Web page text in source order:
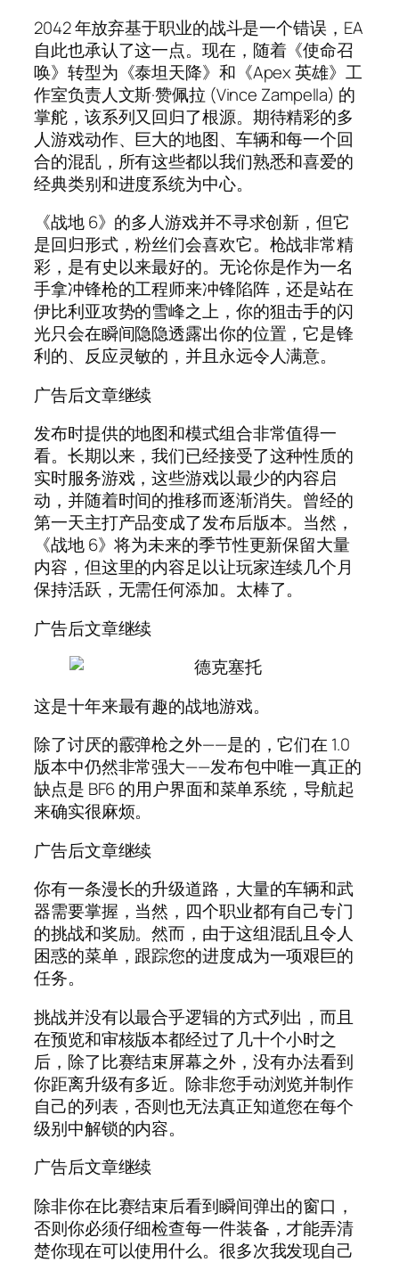
2042 年放弃基于职业的战斗是一个错误，EA
自此也承认了这一点。现在，随着《使命召
唤》转型为《泰坦天降》和《Apex 英雄》工
作室负责人文斯·赞佩拉 (Vince Zampella) 的
掌舵，该系列又回归了根源。期待精彩的多
人游戏动作、巨大的地图、车辆和每一个回
合的混乱，所有这些都以我们熟悉和喜爱的
经典类别和进度系统为中心。
《战地 6》的多人游戏并不寻求创新，但它
是回归形式，粉丝们会喜欢它。枪战非常精
彩，是有史以来最好的。无论你是作为一名
手拿冲锋枪的工程师来冲锋陷阵，还是站在
伊比利亚攻势的雪峰之上，你的狙击手的闪
光只会在瞬间隐隐透露出你的位置，它是锋
利的、反应灵敏的，并且永远令人满意。
广告后文章继续
发布时提供的地图和模式组合非常值得一
看。长期以来，我们已经接受了这种性质的
实时服务游戏，这些游戏以最少的内容启
动，并随着时间的推移而逐渐消失。曾经的
第一天主打产品变成了发布后版本。当然，
《战地 6》将为未来的季节性更新保留大量
内容，但这里的内容足以让玩家连续几个月
保持活跃，无需任何添加。太棒了。
广告后文章继续
德克塞托
这是十年来最有趣的战地游戏。
除了讨厌的霰弹枪之外——是的，它们在 1.0
版本中仍然非常强大——发布包中唯一真正的
缺点是 BF6 的用户界面和菜单系统，导航起
来确实很麻烦。
广告后文章继续
你有一条漫长的升级道路，大量的车辆和武
器需要掌握，当然，四个职业都有自己专门
的挑战和奖励。然而，由于这组混乱且令人
困惑的菜单，跟踪您的进度成为一项艰巨的
任务。
挑战并没有以最合乎逻辑的方式列出，而且
在预览和审核版本都经过了几十个小时之
后，除了比赛结束屏幕之外，没有办法看到
你距离升级有多近。除非您手动浏览并制作
自己的列表，否则也无法真正知道您在每个
级别中解锁的内容。
广告后文章继续
除非你在比赛结束后看到瞬间弹出的窗口，
否则你必须仔细检查每一件装备，才能弄清
楚你现在可以使用什么。很多次我发现自己